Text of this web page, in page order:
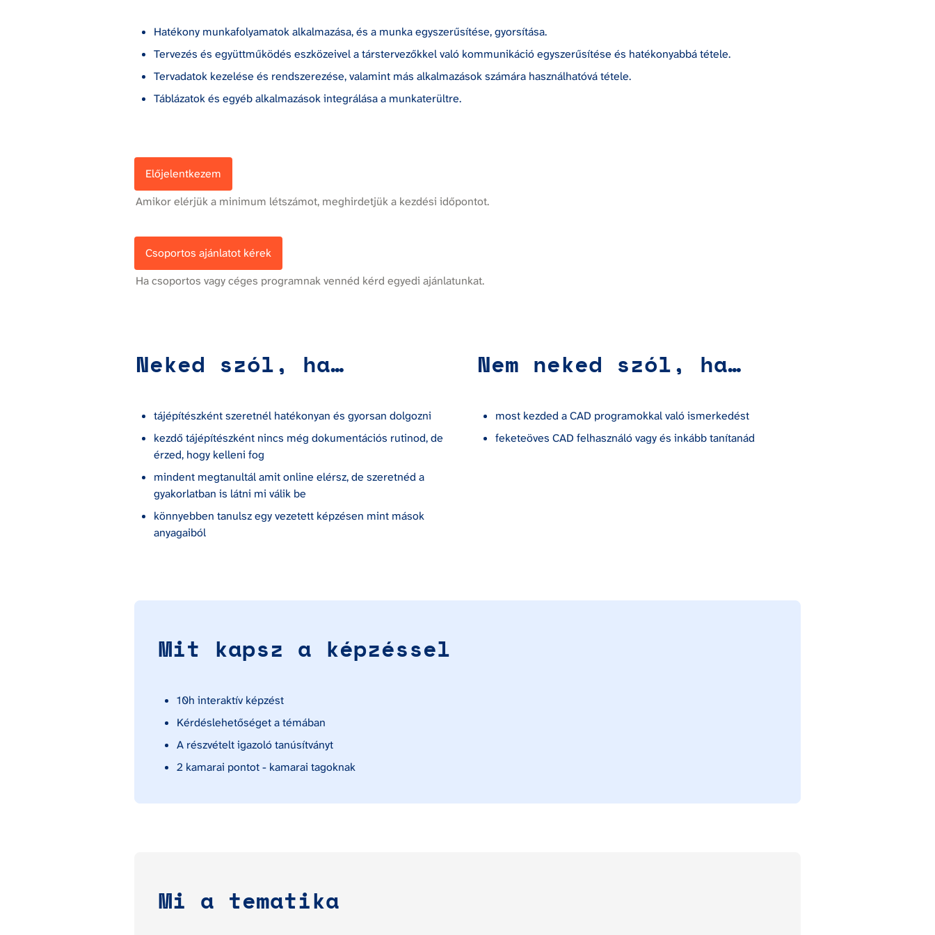
Hatékony munkafolyamatok alkalmazása, és a munka egyszerűsítése, gyorsítása.
Tervezés és együttműködés eszközeivel a társtervezőkkel való kommunikáció egyszerűsítése és hatékonyabbá tétele.
Tervadatok kezelése és rendszerezése, valamint más alkalmazások számára használhatóvá tétele.
Táblázatok és egyéb alkalmazások integrálása a munkaterültre.
Előjelentkezem
Amikor elérjük a minimum létszámot, meghirdetjük a kezdési időpontot.
Csoportos ajánlatot kérek
Ha csoportos vagy céges programnak vennéd kérd egyedi ajánlatunkat.
Neked szól, ha…
tájépítészként szeretnél hatékonyan és gyorsan dolgozni
kezdő tájépítészként nincs még dokumentációs rutinod, de
érzed, hogy kelleni fog
mindent megtanultál amit online elérsz, de szeretnéd a
gyakorlatban is látni mi válik be
könnyebben tanulsz egy vezetett képzésen mint mások
anyagaiból
Nem neked szól, ha…
most kezded a CAD programokkal való ismerkedést
feketeöves CAD felhasználó vagy és inkább tanítanád
Mit kapsz a képzéssel
10h interaktív képzést
Kérdéslehetőséget a témában
A részvételt igazoló tanúsítványt
2 kamarai pontot - kamarai tagoknak
Mi a tematika